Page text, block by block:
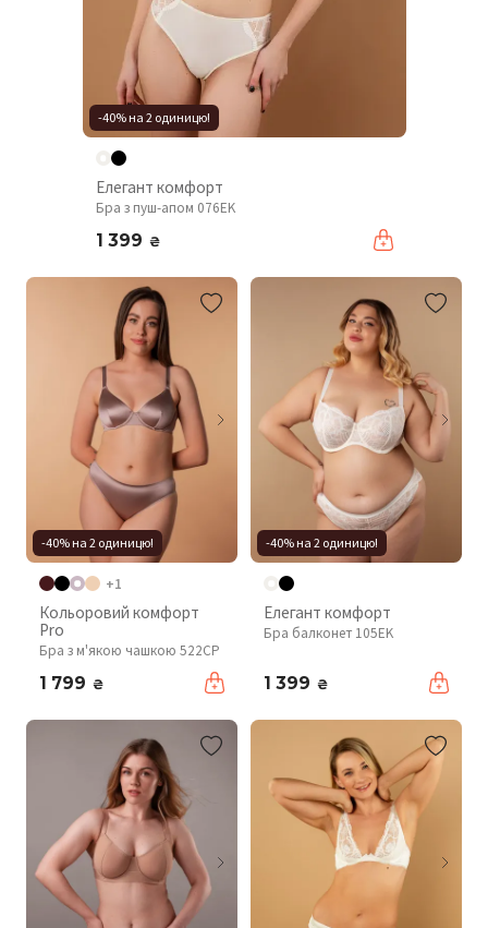
-40% на 2 одиницю!
Елегант комфорт
Бра з пуш-апом 076EK
1 399 ₴
-40% на 2 одиницю!
+1
Кольоровий комфорт
Pro
Бра з м'якою чашкою 522CP
1 799 ₴
-40% на 2 одиницю!
Елегант комфорт
Бра балконет 105EK
1 399 ₴